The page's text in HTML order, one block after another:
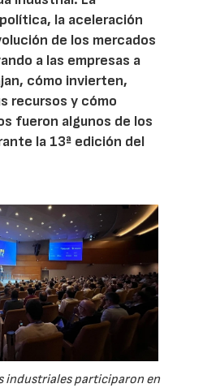
la aceleración
de los mercados
a las empresas a
cómo invierten,
recursos y cómo
fueron algunos de los
la 13ª edición del
industriales participaron en